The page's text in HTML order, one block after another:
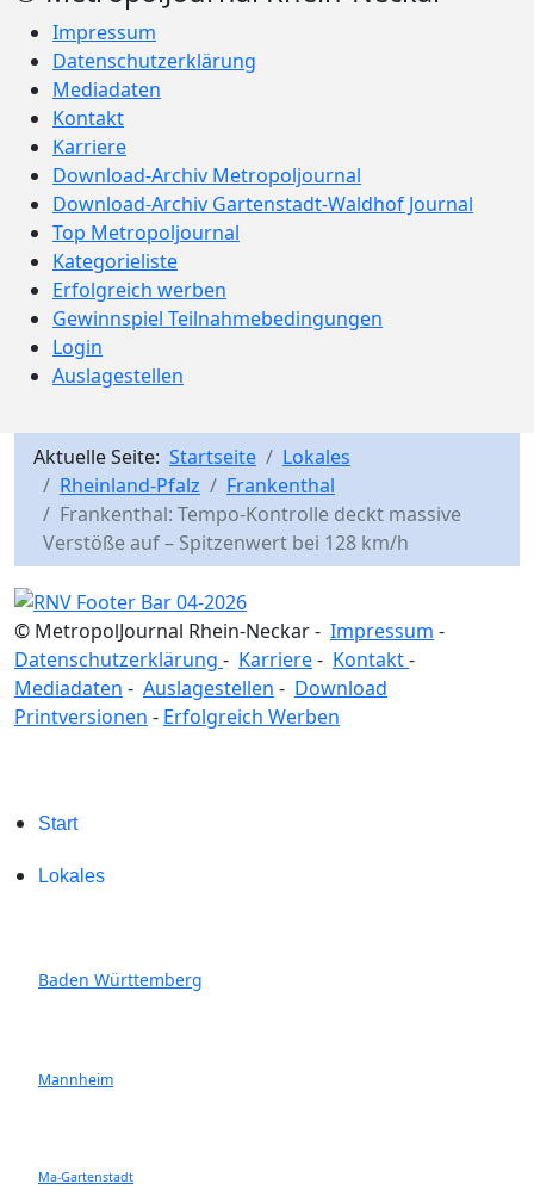
Impressum
Datenschutzerklärung
Mediadaten
Kontakt
Karriere
Download-Archiv Metropoljournal
Download-Archiv Gartenstadt-Waldhof Journal
Top Metropoljournal
Kategorieliste
Erfolgreich werben
Gewinnspiel Teilnahmebedingungen
Login
Auslagestellen
Aktuelle Seite: Startseite
Lokales
Rheinland-Pfalz
Frankenthal
Frankenthal: Tempo-Kontrolle deckt massive
Verstöße auf – Spitzenwert bei 128 km/h
© MetropolJournal Rhein-Neckar - Impressum -
Datenschutzerklärung - Karriere- Kontakt-
Mediadaten - Auslagestellen - Download
Printversionen - Erfolgreich Werben
Start
Lokales
Baden Württemberg
Mannheim
Ma-Gartenstadt